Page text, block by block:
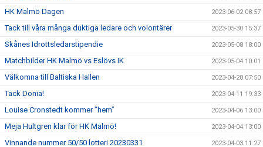
HK Malmö Dagen 2023-06-02 08:57
Tack till våra många duktiga ledare och volontärer 2023-05-30 15:37
Skånes Idrottsledarstipendie 2023-05-08 18:00
Matchbilder HK Malmö vs Eslövs IK 2023-05-04 10:01
Välkomna till Baltiska Hallen 2023-04-28 07:50
Tack Donia! 2023-04-11 19:33
Louise Cronstedt kommer ”hem” 2023-04-06 13:00
Meja Hultgren klar för HK Malmö! 2023-04-04 13:00
Vinnande nummer 50/50 lotteri 20230331 2023-04-03 11:27